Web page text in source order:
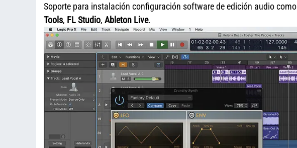
Soporte para instalación configuración software de edición audio como
Tools, FL Studio, Ableton Live.